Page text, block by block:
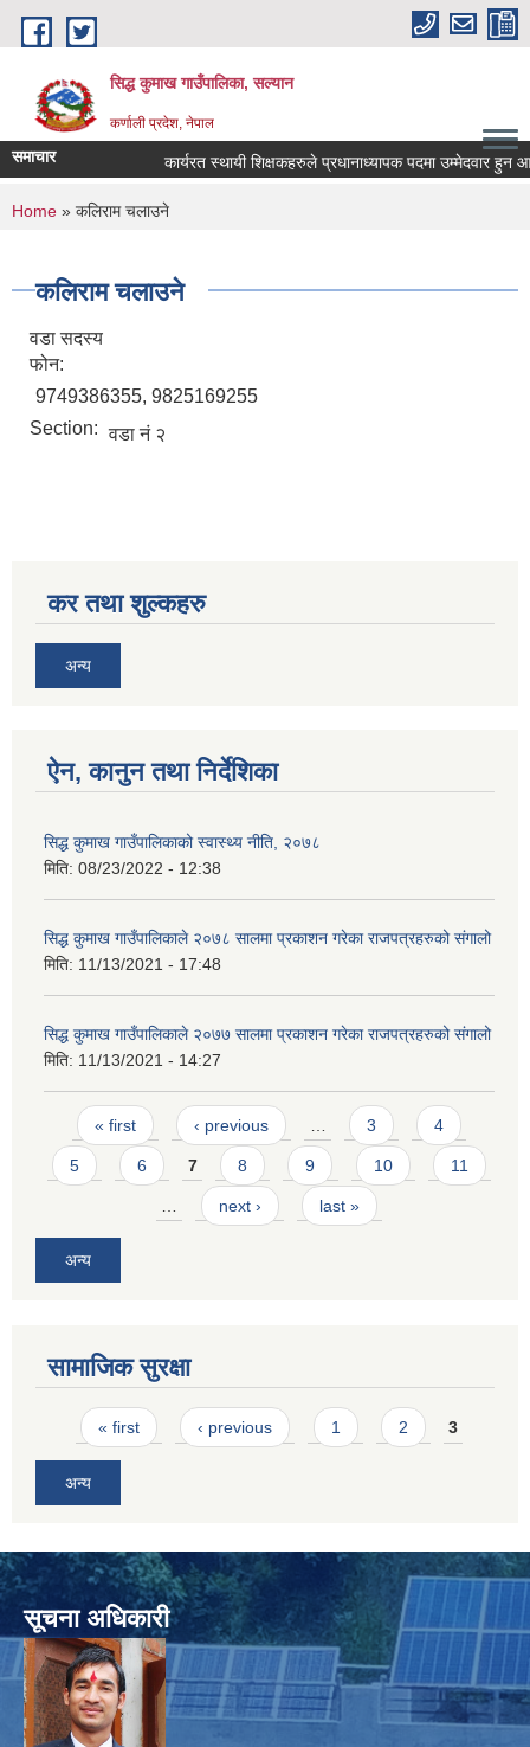
Skip to main content
सिद्ध कुमाख गाउँपालिका, सल्यान
कर्णाली प्रदेश, नेपाल
समाचार कार्यरत स्थायी शिक्षकहरुले प्रधानाध्यापक पदमा उम्मेदवार हुन
You are here
Home » कलिराम चलाउने
कलिराम चलाउने
वडा सदस्य
फोन:
9749386355, 9825169255
Section: वडा नं २
कर तथा शुल्कहरु
अन्य
ऐन, कानुन तथा निर्देशिका
सिद्ध कुमाख गाउँपालिकाको स्वास्थ्य नीति, २०७८
मिति: 08/23/2022 - 12:38
सिद्ध कुमाख गाउँपालिकाले २०७८ सालमा प्रकाशन गरेका राजपत्रहरुको संगालो
मिति: 11/13/2021 - 17:48
सिद्ध कुमाख गाउँपालिकाले २०७७ सालमा प्रकाशन गरेका राजपत्रहरुको संगालो
मिति: 11/13/2021 - 14:27
Pages
« first ‹ previous 3 4
5 6 7 8 9 10 11
next › last »
अन्य
सामाजिक सुरक्षा
Pages
« first ‹ previous 1 2 3
अन्य
सूचना अधिकारी